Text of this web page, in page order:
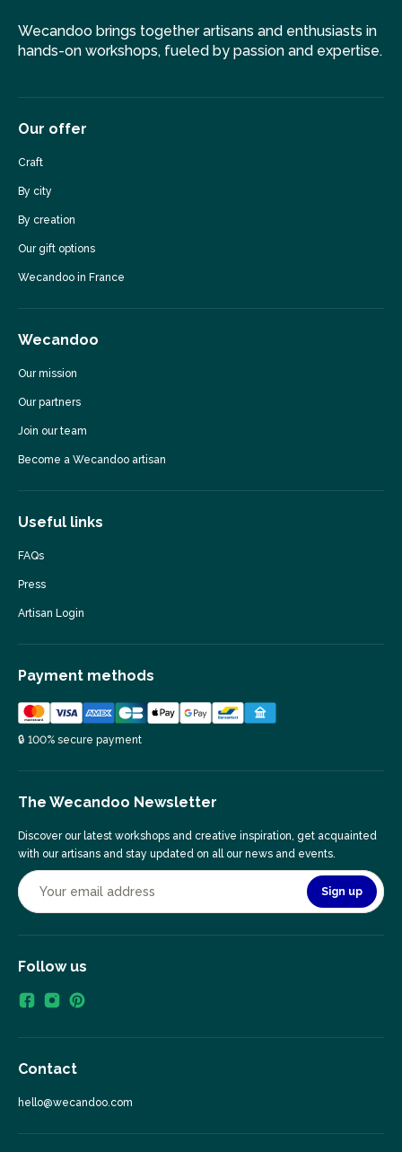
Wecandoo brings together artisans and enthusiasts in
hands-on workshops, fueled by passion and expertise.
Our offer
Craft
By city
By creation
Our gift options
Wecandoo in France
Wecandoo
Our mission
Our partners
Join our team
Become a Wecandoo artisan
Useful links
FAQs
Press
Artisan Login
Payment methods
🔒 100% secure payment
The Wecandoo Newsletter
Discover our latest workshops and creative inspiration, get acquainted
with our artisans and stay updated on all our news and events.
Sign up
Follow us
Contact
hello@wecandoo.com